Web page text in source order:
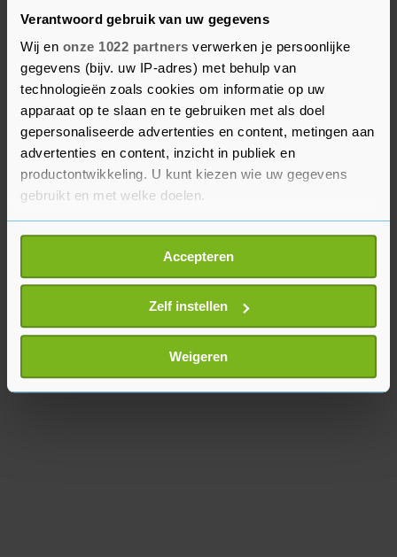
Verantwoord gebruik van uw gegevens
Wij en onze 1022 partners verwerken je persoonlijke
gegevens (bijv. uw IP-adres) met behulp van
technologieën zoals cookies om informatie op uw
apparaat op te slaan en te gebruiken met als doel
gepersonaliseerde advertenties en content, metingen aan
advertenties en content, inzicht in publiek en
productontwikkeling. U kunt kiezen wie uw gegevens
gebruikt en met welke doelen.
Als u het toestaat, willen we ook graag:
Informatie verzamelen over uw geografische
locatie, die tot een paar meter nauwkeurig kan zijn
Uw apparaat identificeren door het actief te
scannen op specifieke eigenschappen (fingerprinting)
Lees meer over hoe uw persoonlijke gegevens worden
verwerkt en stel uw voorkeuren in het
U kunt uw toestemming op elk moment wijzigen of
Accepteren
Zelf instellen
Weigeren
een typisch voorbeeld van kortetermijndenken.
Op de lange termijn zijn niet alleen mensen met
reuma hiervan de dupe, het kost de hele
maatschappij meer geld."
De organisatie zegt dat het voor reumapatiënten
niet zomaar zelfhulpmiddelen zijn: "Ze zijn
onderdeel van een behandeling en werken vaak
samen met andere geneesmiddelen."